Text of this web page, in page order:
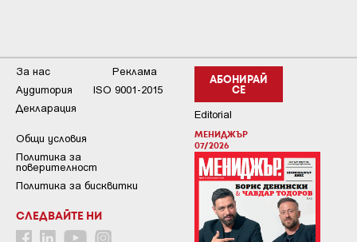
АБОНИРАЙ
СЕ
Editorial
МЕНИДЖЪР
07/2026
За нас
Реклама
Аудитория
ISO 9001-2015
Декларация
Общи условия
Пoлитикa зa
пoвepитeлнocт
Политика за бисквитки
СЛЕДВАЙТЕ НИ